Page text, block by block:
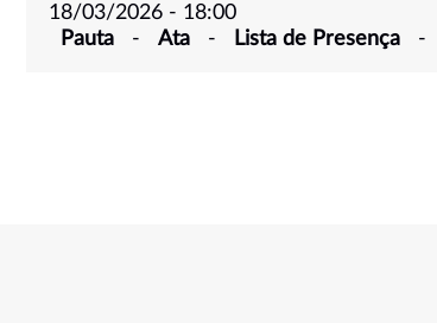
18/03/2026 - 18:00
Pauta
- Ata - Lista de Presença -